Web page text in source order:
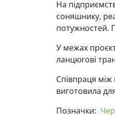
На
соняшнику,
потужностей.
У межах
ланцюгові
Співпраця
виготовила
Позначки: